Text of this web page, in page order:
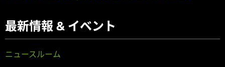
最新情報 & イベント
ニュースルーム